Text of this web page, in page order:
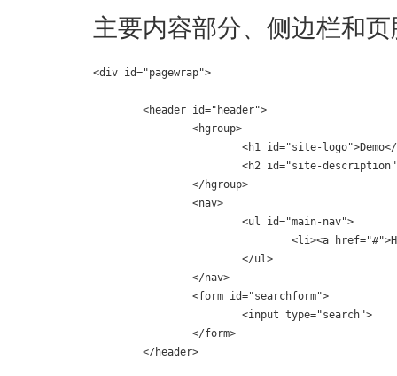
主要内容部分、侧边栏和页
<div id="pagewrap">